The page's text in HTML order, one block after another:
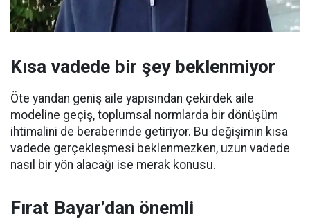
Kısa vadede bir şey beklenmiyor
Öte yandan geniş aile yapısından çekirdek aile
modeline geçiş, toplumsal normlarda bir dönüşüm
ihtimalini de beraberinde getiriyor. Bu değişimin kısa
vadede gerçekleşmesi beklenmezken, uzun vadede
nasıl bir yön alacağı ise merak konusu.
Fırat Bayar’dan önemli